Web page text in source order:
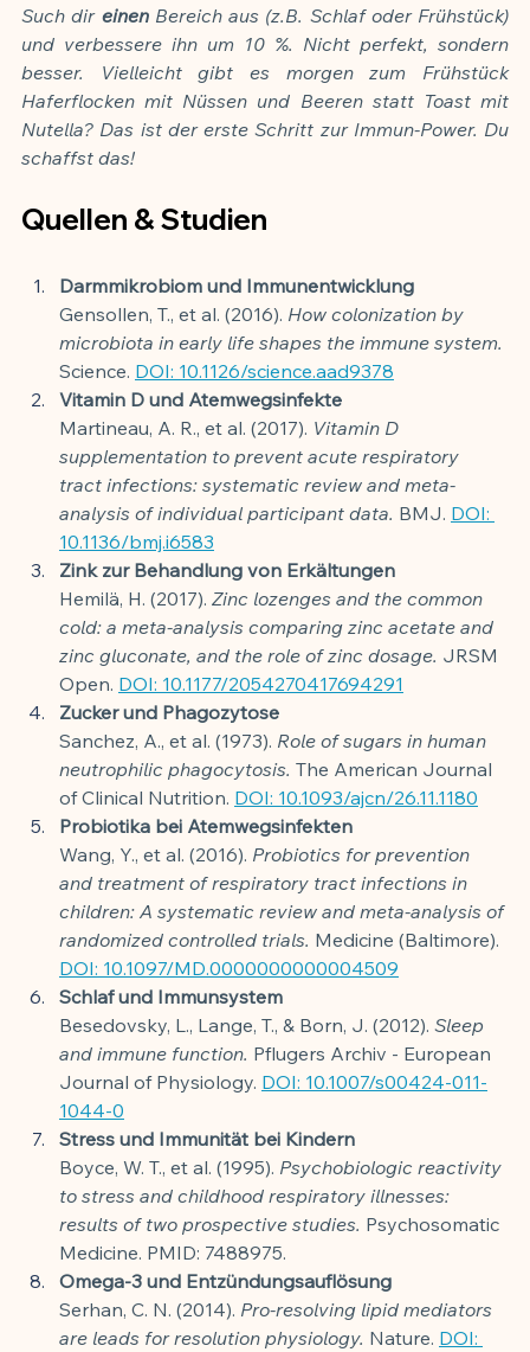
Such dir einen Bereich aus (z.B. Schlaf oder Frühstück)
und verbessere ihn um 10 %. Nicht perfekt, sondern
besser. Vielleicht gibt es morgen zum Frühstück
Haferflocken mit Nüssen und Beeren statt Toast mit
Nutella? Das ist der erste Schritt zur Immun-Power. Du
schaffst das!
Quellen & Studien
Darmmikrobiom und Immunentwicklung
Gensollen, T., et al. (2016). How colonization by
microbiota in early life shapes the immune system.
Science. DOI: 10.1126/science.aad9378
Vitamin D und Atemwegsinfekte
Martineau, A. R., et al. (2017). Vitamin D
supplementation to prevent acute respiratory
tract infections: systematic review and meta-
analysis of individual participant data. BMJ. DOI:
10.1136/bmj.i6583
Zink zur Behandlung von Erkältungen
Hemilä, H. (2017). Zinc lozenges and the common
cold: a meta-analysis comparing zinc acetate and
zinc gluconate, and the role of zinc dosage. JRSM
Open. DOI: 10.1177/2054270417694291
Zucker und Phagozytose
Sanchez, A., et al. (1973). Role of sugars in human
neutrophilic phagocytosis. The American Journal
of Clinical Nutrition. DOI: 10.1093/ajcn/26.11.1180
Probiotika bei Atemwegsinfekten
Wang, Y., et al. (2016). Probiotics for prevention
and treatment of respiratory tract infections in
children: A systematic review and meta-analysis of
randomized controlled trials. Medicine (Baltimore).
DOI: 10.1097/MD.0000000000004509
Schlaf und Immunsystem
Besedovsky, L., Lange, T., & Born, J. (2012). Sleep
and immune function. Pflugers Archiv - European
Journal of Physiology. DOI: 10.1007/s00424-011-
1044-0
Stress und Immunität bei Kindern
Boyce, W. T., et al. (1995). Psychobiologic reactivity
to stress and childhood respiratory illnesses:
results of two prospective studies. Psychosomatic
Medicine. PMID: 7488975.
Omega-3 und Entzündungsauflösung
Serhan, C. N. (2014). Pro-resolving lipid mediators
are leads for resolution physiology. Nature. DOI: